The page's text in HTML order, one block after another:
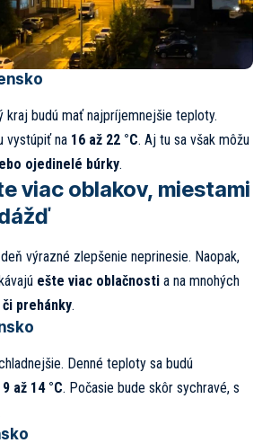
kraj budú mať najpríjemnejšie teploty.
vystúpiť na 16 až 22 °C. Aj tu sa však môžu
ojedinelé búrky.
viac oblakov, miestami
výrazné zlepšenie neprinesie. Naopak,
ešte viac oblačnosti a na mnohých
či prehánky.
Denné teploty sa budú
9 až 14 °C. Počasie bude skôr sychravé, s